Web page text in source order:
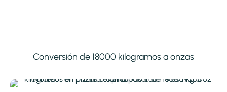
Conversión de 18000 kilogramos a onzas